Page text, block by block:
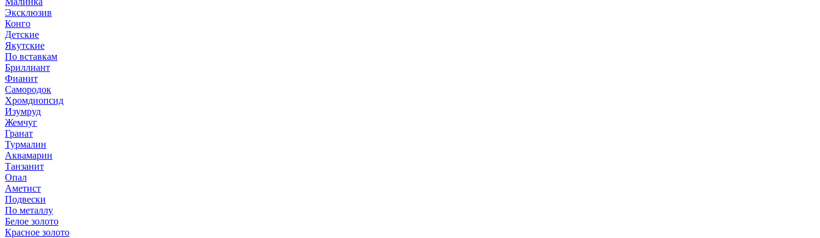
Эксклюзив
Конго
Детские
Якутские
По вставкам
Бриллиант
Фианит
Самородок
Хромдиопсид
Изумруд
Жемчуг
Гранат
Турмалин
Аквамарин
Танзанит
Опал
Аметист
Подвески
По металлу
Белое золото
Красное золото